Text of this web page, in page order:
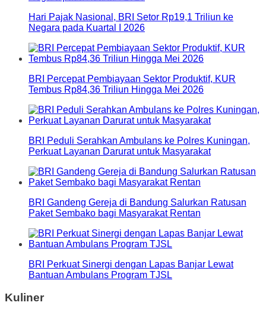
Hari Pajak Nasional, BRI Setor Rp19,1 Triliun ke
Negara pada Kuartal I 2026
BRI Percepat Pembiayaan Sektor Produktif, KUR
Tembus Rp84,36 Triliun Hingga Mei 2026
BRI Peduli Serahkan Ambulans ke Polres Kuningan,
Perkuat Layanan Darurat untuk Masyarakat
BRI Gandeng Gereja di Bandung Salurkan Ratusan
Paket Sembako bagi Masyarakat Rentan
BRI Perkuat Sinergi dengan Lapas Banjar Lewat
Bantuan Ambulans Program TJSL
Kuliner